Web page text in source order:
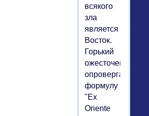
всякого
зла
является
Восток.
Горький
ожесточенно
опровергает
формулу
"Ex
Oriente